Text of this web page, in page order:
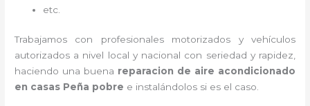
etc.
Trabajamos con profesionales motorizados y vehículos
autorizados a nivel local y nacional con seriedad y rapidez,
haciendo una buena reparacion de aire acondicionado
en casas Peña pobre e instalándolos si es el caso.